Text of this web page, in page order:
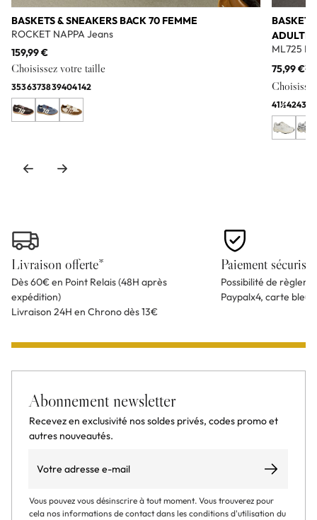
BASKETS & SNEAKERS BACK 70 FEMME
ROCKET NAPPA Jeans
159,99 €
Choisissez votre taille
3536373839404142
ADULTE
ML725
75,99 €
41½4243
Livraison offerte*
Dès 60€ en Point Relais (48H après
expédition)
Livraison 24H en Chrono dès 13€
Paiement sécurisé
Possibilité de
Paypalx4, carte
Abonnement newsletter
Recevez en exclusivité nos soldes privés, codes promo et
autres nouveautés.
S’abonner
Vous pouvez vous désinscrire à tout moment. Vous trouverez pour
cela nos informations de contact dans les conditions d'utilisation du